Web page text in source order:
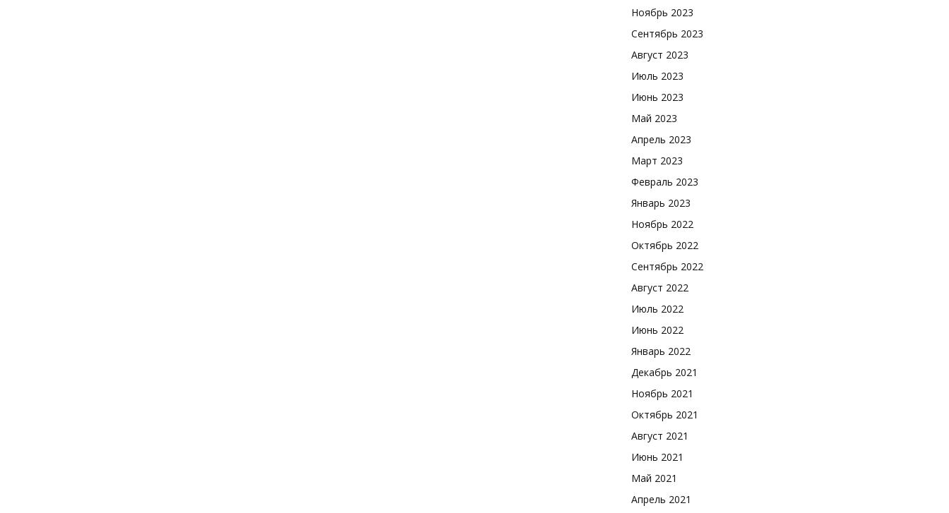
Ноябрь 2023
Сентябрь 2023
Август 2023
Июль 2023
Июнь 2023
Май 2023
Апрель 2023
Март 2023
Февраль 2023
Январь 2023
Ноябрь 2022
Октябрь 2022
Сентябрь 2022
Август 2022
Июль 2022
Июнь 2022
Январь 2022
Декабрь 2021
Ноябрь 2021
Октябрь 2021
Август 2021
Июнь 2021
Май 2021
Апрель 2021